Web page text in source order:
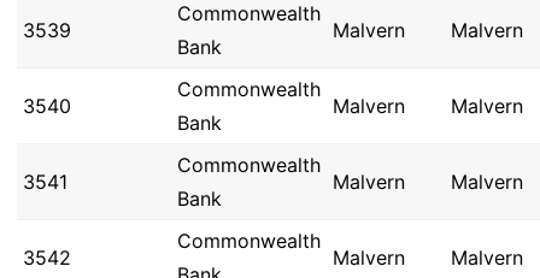
3539
Commonwealth
Bank
Malvern Malvern
3540
Commonwealth
Bank
Malvern Malvern
3541
Commonwealth
Bank
Malvern Malvern
3542
Commonwealth
Malvern Malvern